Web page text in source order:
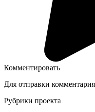
Комментировать
Для отправки
Рубрики проекта